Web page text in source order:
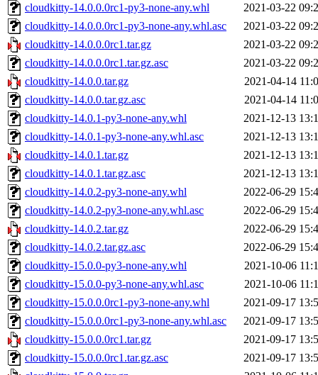
cloudkitty-14.0.0.0rc1-py3-none-any.whl
2021-03-22
cloudkitty-14.0.0.0rc1-py3-none-any.whl.asc
2021-03-22
cloudkitty-14.0.0.0rc1.tar.gz
2021-03-22
cloudkitty-14.0.0.0rc1.tar.gz.asc
2021-03-22
cloudkitty-14.0.0.tar.gz
2021-04-14
cloudkitty-14.0.0.tar.gz.asc
2021-04-14
cloudkitty-14.0.1-py3-none-any.whl
2021-12-13
cloudkitty-14.0.1-py3-none-any.whl.asc
2021-12-13
cloudkitty-14.0.1.tar.gz
2021-12-13
cloudkitty-14.0.1.tar.gz.asc
2021-12-13
cloudkitty-14.0.2-py3-none-any.whl
2022-06-29
cloudkitty-14.0.2-py3-none-any.whl.asc
2022-06-29
cloudkitty-14.0.2.tar.gz
2022-06-29
cloudkitty-14.0.2.tar.gz.asc
2022-06-29
cloudkitty-15.0.0-py3-none-any.whl
2021-10-06
cloudkitty-15.0.0-py3-none-any.whl.asc
2021-10-06
cloudkitty-15.0.0.0rc1-py3-none-any.whl
2021-09-17
cloudkitty-15.0.0.0rc1-py3-none-any.whl.asc
2021-09-17
cloudkitty-15.0.0.0rc1.tar.gz
2021-09-17
cloudkitty-15.0.0.0rc1.tar.gz.asc
2021-09-17